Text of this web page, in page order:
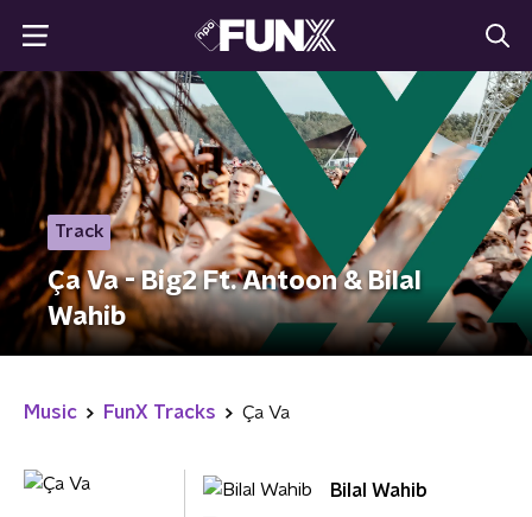
Track
Ça Va - Big2 Ft. Antoon & Bilal
Wahib
Music FunX Tracks Ça Va
Bilal Wahib